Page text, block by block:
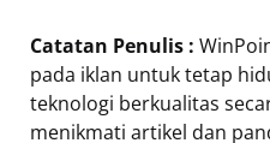
Catatan Penulis :
pada iklan untuk tetap
teknologi berkualitas
menikmati artikel dan